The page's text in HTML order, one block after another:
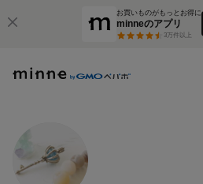
お買いものがもっとお得に
minneのアプリ
3万件以上